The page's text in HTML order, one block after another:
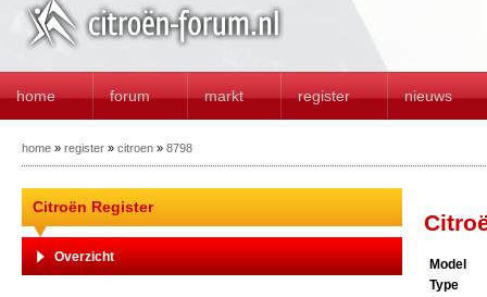
home forum markt register nieuws
home » register » citroen » 8798
Citroën Register
Overzicht
Model
Type